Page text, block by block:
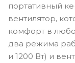
портативный
вентилятор,
комфорт в
два режима
и 1200 Вт) и